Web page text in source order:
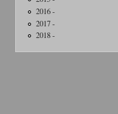
2016 -
2017 -
2018 -